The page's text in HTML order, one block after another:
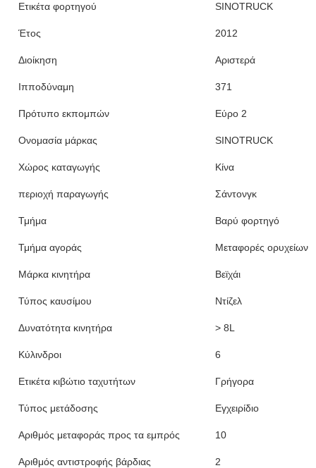
Ετικέτα φορτηγού SINOTRUCK
Έτος 2012
Διοίκηση Αριστερά
Ιπποδύναμη 371
Πρότυπο εκπομπών Εύρο 2
Ονομασία μάρκας SINOTRUCK
Χώρος καταγωγής Κίνα
περιοχή παραγωγής Σάντονγκ
Τμήμα Βαρύ φορτηγό
Τμήμα αγοράς Μεταφορές ορυχείων
Μάρκα κινητήρα Βεϊχάι
Τύπος καυσίμου Ντίζελ
Δυνατότητα κινητήρα > 8L
Κύλινδροι 6
Ετικέτα κιβώτιο ταχυτήτων Γρήγορα
Τύπος μετάδοσης Εγχειρίδιο
Αριθμός μεταφοράς προς τα εμπρός 10
Αριθμός αντιστροφής βάρδιας 2